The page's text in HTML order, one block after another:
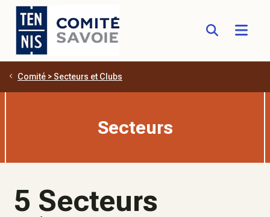
Aller au contenu principal
Comité > Secteurs et Clubs
Secteurs
5 Secteurs